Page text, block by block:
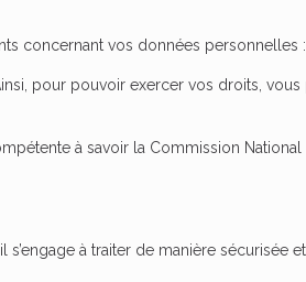
concernant vos données personnelles :
pour pouvoir exercer vos droits,
à savoir la Commission
à traiter de manière